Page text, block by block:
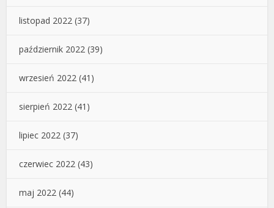
listopad 2022 (37)
październik 2022 (39)
wrzesień 2022 (41)
sierpień 2022 (41)
lipiec 2022 (37)
czerwiec 2022 (43)
maj 2022 (44)